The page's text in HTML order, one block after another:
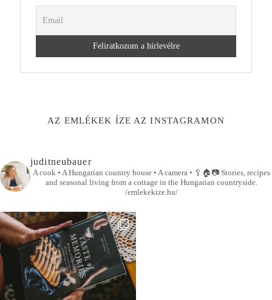
AZ EMLÉKEK ÍZE AZ INSTAGRAMON
juditneubauer
A cook • A Hungarian country house • A camera • 🥄🏠📷Stories, recipes
and seasonal living from a cottage in the Hungarian countryside.
/emlekekize.hu/